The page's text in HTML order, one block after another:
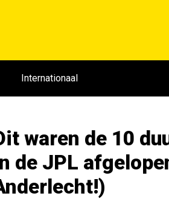
Internationaal
waren de 10
de JPL